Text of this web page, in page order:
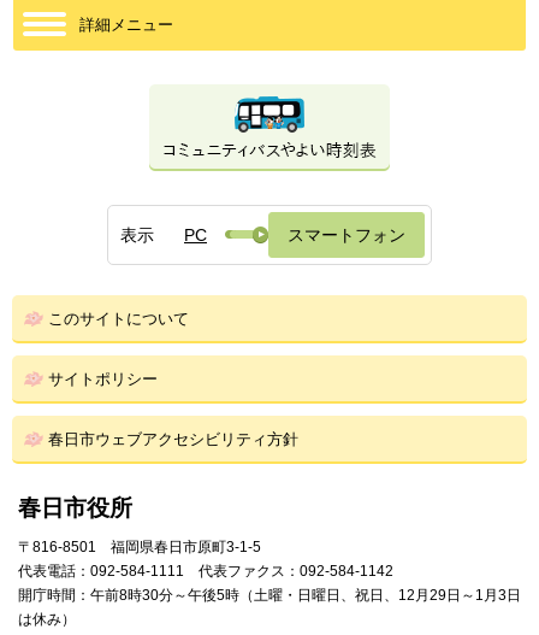
詳細メニュー
表示 PC スマートフォン
このサイトについて
サイトポリシー
春日市ウェブアクセシビリティ方針
春日市役所
〒816-8501 福岡県春日市原町3-1-5
代表電話：092-584-1111 代表ファクス：092-584-1142
開庁時間：午前8時30分～午後5時（土曜・日曜日、祝日、12月29日～1月3日
は休み）